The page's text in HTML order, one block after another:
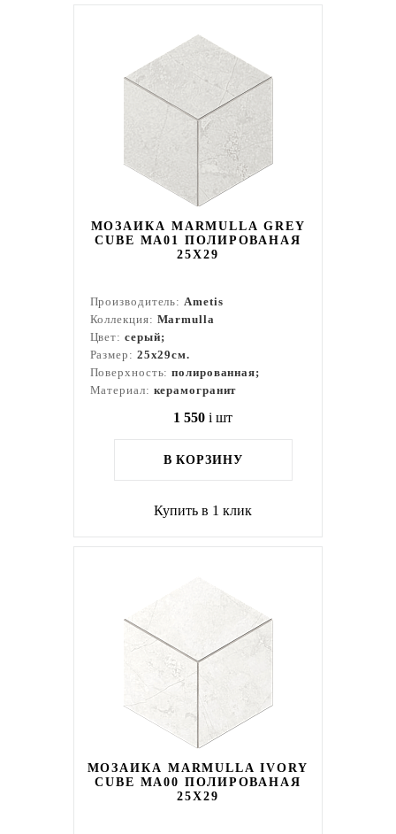
МОЗАИКА MARMULLA GREY
CUBE MA01 ПОЛИРОВАНАЯ
25X29
Производитель:Ametis
Коллекция: Marmulla
Цвет: серый;
Размер: 25x29см.
Поверхность:полированная;
Материал: керамогранит
1 550 i шт
В КОРЗИНУ
Купить в 1 клик
МОЗАИКА MARMULLA IVORY
CUBE MA00 ПОЛИРОВАНАЯ
25X29